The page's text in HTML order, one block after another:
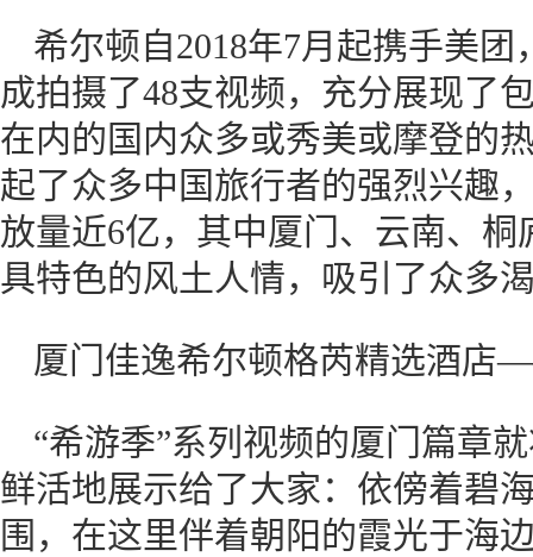
希尔顿自2018年7月起携手美
成拍摄了48支视频，充分展现了
在内的国内众多或秀美或摩登的
起了众多中国旅行者的强烈兴趣
放量近6亿，其中厦门、云南、
具特色的风土人情，吸引了众多
厦门佳逸希尔顿格芮精选酒店
“希游季”系列视频的厦门篇章
鲜活地展示给了大家：依傍着碧
围，在这里伴着朝阳的霞光于海